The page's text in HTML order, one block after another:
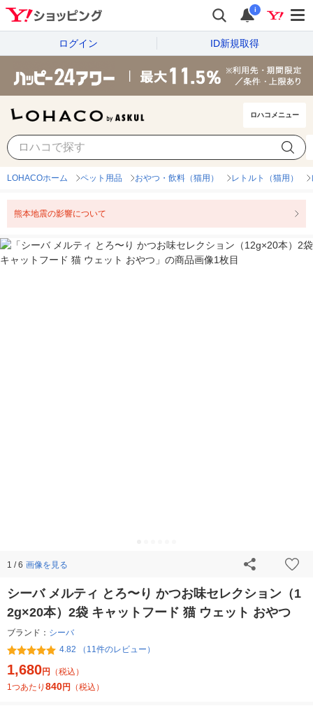
i
ログイン ID新規取得
ロハコメニュー
LOHACOホーム ペット用品 おやつ・飲料（猫用） レトルト（猫用）
熊本地震の影響について
1 / 6 画像を見る
シーバ メルティ とろ〜り かつお味セレクション（1
2g×20本）2袋 キャットフード 猫 ウェット おやつ
ブランド： シーバ
4.82 （11件のレビュー）
1,680円
（税込）
1つあたり 840円 （税込）